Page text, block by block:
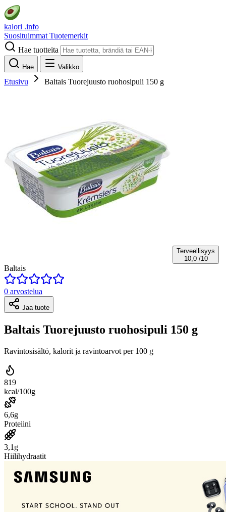
kalori .info
Suosituimmat Tuotemerkit
Hae tuotteita
Hae Valikko
Etusivu Baltais Tuorejuusto ruohosipuli 150 g
Terveellisyys
10,0 /10
Baltais
0 arvostelua
Jaa tuote
Baltais Tuorejuusto ruohosipuli 150 g
Ravintosisältö, kalorit ja ravintoarvot per 100 g
819
kcal/100g
6,6g
Proteiini
3,1g
Hiilihydraatit